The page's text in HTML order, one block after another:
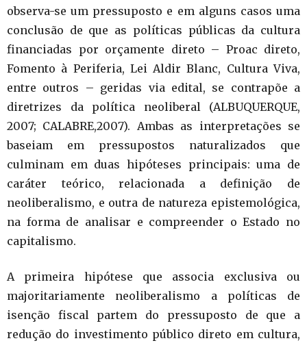
observa-se um pressuposto e em alguns casos uma
conclusão de que as políticas públicas da cultura
financiadas por orçamente direto – Proac direto,
Fomento à Periferia, Lei Aldir Blanc, Cultura Viva,
entre outros – geridas via edital, se contrapõe a
diretrizes da política neoliberal (ALBUQUERQUE,
2007; CALABRE,2007). Ambas as interpretações se
baseiam em pressupostos naturalizados que
culminam em duas hipóteses principais: uma de
caráter teórico, relacionada a definição de
neoliberalismo, e outra de natureza epistemológica,
na forma de analisar e compreender o Estado no
capitalismo.
A primeira hipótese que associa exclusiva ou
majoritariamente neoliberalismo a políticas de
isenção fiscal partem do pressuposto de que a
redução do investimento público direto em cultura,